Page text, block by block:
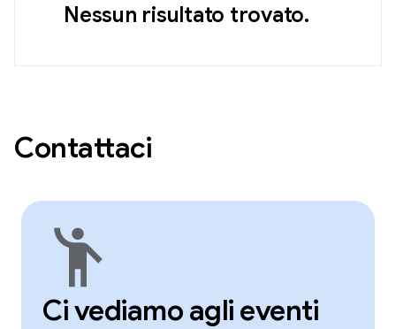
Nessun risultato trovato.
Contattaci
emoji_people
Ci vediamo agli eventi